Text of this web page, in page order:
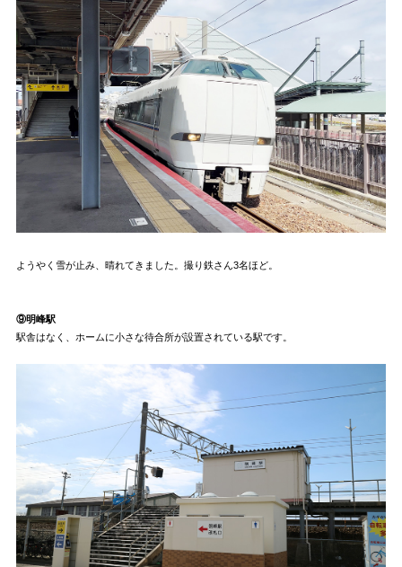
ようやく雪が止み、晴れてきました。撮り鉄さん3名ほど。
⑨明峰駅
駅舎はなく、ホームに小さな待合所が設置されている駅です。